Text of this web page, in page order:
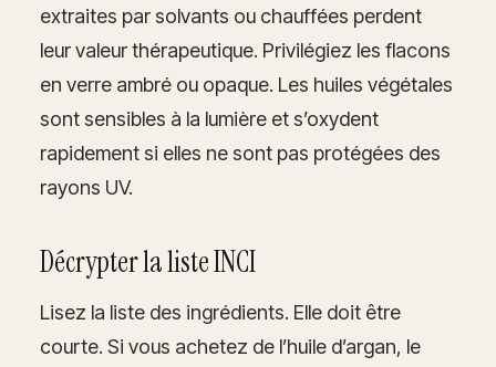
extraites par solvants ou chauffées perdent
leur valeur thérapeutique. Privilégiez les flacons
en verre ambré ou opaque. Les huiles végétales
sont sensibles à la lumière et s’oxydent
rapidement si elles ne sont pas protégées des
rayons UV.
Décrypter la liste INCI
Lisez la liste des ingrédients. Elle doit être
courte. Si vous achetez de l’huile d’argan, le